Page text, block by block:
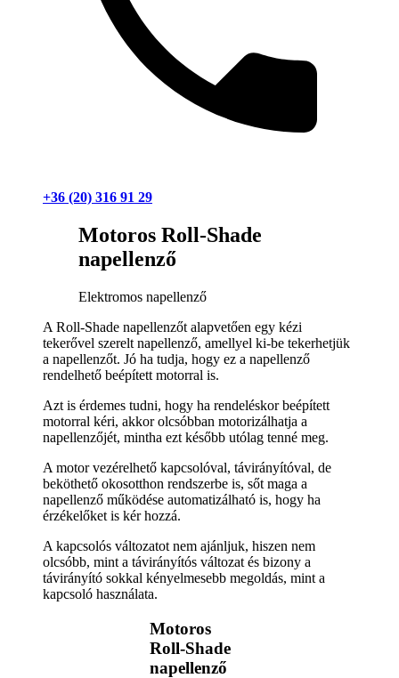
+36 (20) 316 91 29
Motoros Roll-Shade
napellenző
Elektromos napellenző
A Roll-Shade napellenzőt alapvetően egy kézi
tekerővel szerelt napellenző, amellyel ki-be tekerhetjük
a napellenzőt. Jó ha tudja, hogy ez a napellenző
rendelhető beépített motorral is.
Azt is érdemes tudni, hogy ha rendeléskor beépített
motorral kéri, akkor olcsóbban motorizálhatja a
napellenzőjét, mintha ezt később utólag tenné meg.
A motor vezérelhető kapcsolóval, távirányítóval, de
beköthető okosotthon rendszerbe is, sőt maga a
napellenző működése automatizálható is, hogy ha
érzékelőket is kér hozzá.
A kapcsolós változatot nem ajánljuk, hiszen nem
olcsóbb, mint a távirányítós változat és bizony a
távirányító sokkal kényelmesebb megoldás, mint a
kapcsoló használata.
Motoros
Roll-Shade
napellenző